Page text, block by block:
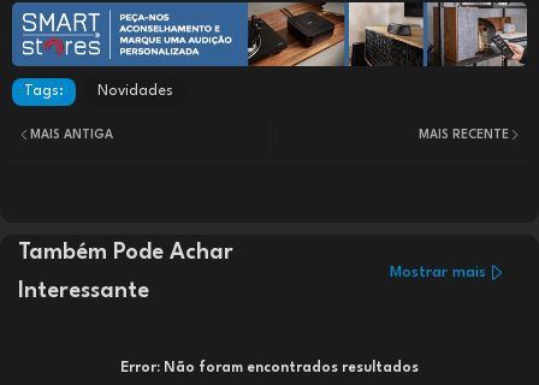
Tags: Novidades
MAIS RECENTE
MAIS ANTIGA
Também Pode Achar
Interessante
Mostrar mais
Error: Não foram encontrados resultados